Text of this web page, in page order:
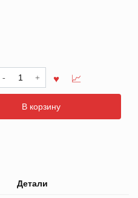
Количество
В корзину
Детали